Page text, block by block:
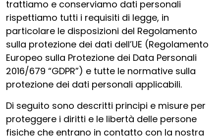
trattiamo e conserviamo dati personali
rispettiamo tutti i requisiti di legge, in
particolare le disposizioni del Regolamento
sulla protezione dei dati dell’UE (Regolamento
Europeo sulla Protezione dei Data Personali
2016/679 “GDPR”) e tutte le normative sulla
protezione dei dati personali applicabili.
Di seguito sono descritti principi e misure per
proteggere i diritti e le libertà delle persone
fisiche che entrano in contatto con la nostra